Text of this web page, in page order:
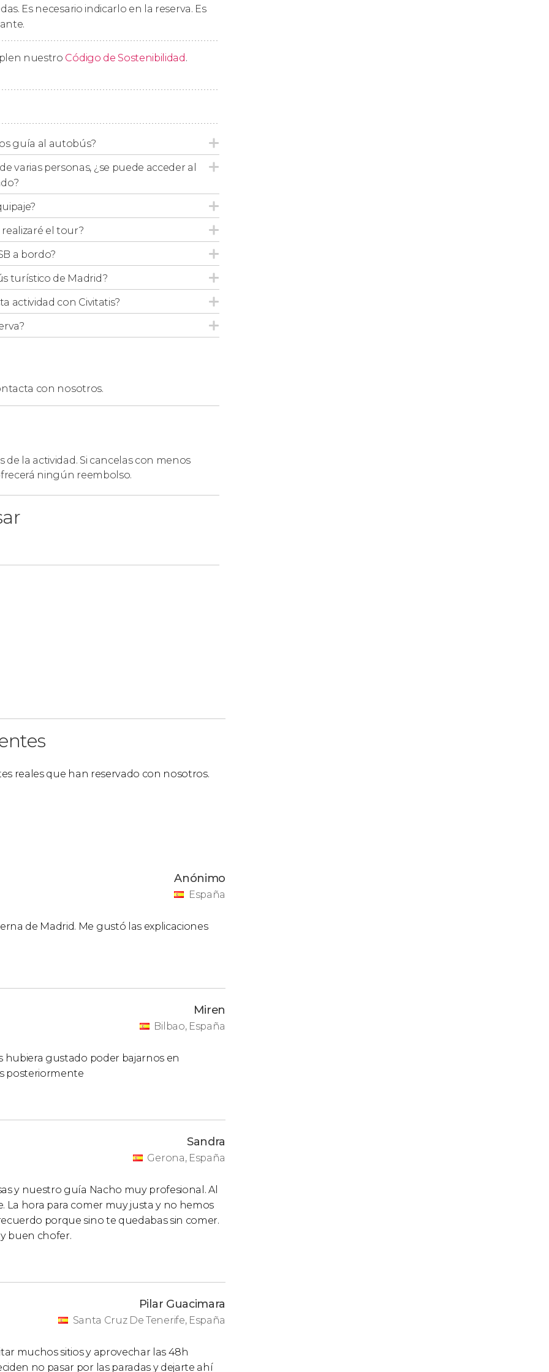
cualquiera de sus paradas y rutas.
en función de la modalidad que reservéis,
utilizáis el billete de 24 horas un lunes a las
horas. El billete es válido para todas las
bono que tendréis que mostrar en el
vuestro billete para el autobús turístico
las horas de validez del servicio. Aunque
(Calle de Felipe IV), el mismo día de la
cada uno de vosotros. No obstante, si
los
horarios y frecuencias del Madrid City
Es necesario indicarlo en la reserva. Es
nuestro Código de Sostenibilidad .
guía al autobús?
varias personas, ¿se puede acceder al
el tour?
a bordo?
turístico de Madrid?
actividad con Civitatis?
con nosotros.
de la actividad. Si cancelas con menos
ningún reembolso.
reales que han reservado con nosotros.
Anónimo
España
de Madrid. Me gustó las explicaciones
Miren
Bilbao, España
hubiera gustado poder bajarnos en
posteriormente
Sandra
Gerona, España
y nuestro guía Nacho muy profesional. Al
La hora para comer muy justa y no hemos
porque sino te quedabas sin comer.
buen chofer.
Pilar Guacimara
Santa Cruz De Tenerife, España
muchos sitios y aprovechar las 48h
no pasar por las paradas y dejarte ahí